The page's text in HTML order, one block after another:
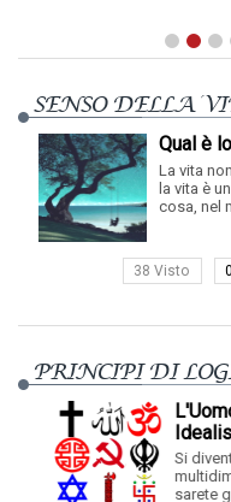
SENSO DELLA
Qual è
La vita
la vita è
cosa, nel
38 Visto
PRINCIPI DI
L'Uomo
Si
sarete